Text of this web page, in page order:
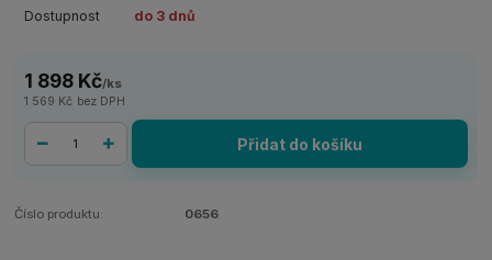
Dostupnost do 3 dnů
1 898 Kč/ks
1 569 Kč bez DPH
Přidat do košíku
Číslo produktu: 0656